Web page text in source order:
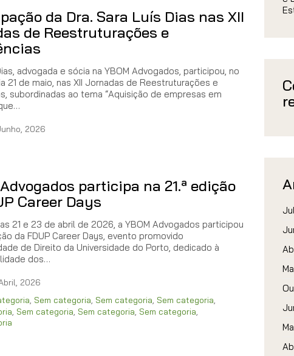
da Dra. Sara Luís Dias nas XII
de Reestruturações e
advogada e sócia na YBOM Advogados, participou, no
21 de maio, nas XII Jornadas de Reestruturações e
subordinadas ao tema “Aquisição de empresas em
2026
participa na 21.ª edição
Career Days
21 e 23 de abril de 2026, a YBOM Advogados participou
da FDUP Career Days, evento promovido
de Direito da Universidade do Porto, dedicado à
dos…
2026
, Sem categoria, Sem categoria, Sem categoria,
, Sem categoria, Sem categoria, Sem categoria,